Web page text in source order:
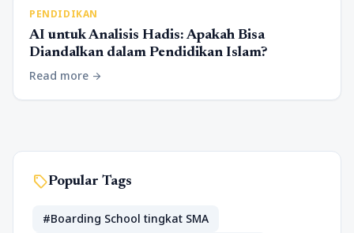
PENDIDIKAN
AI untuk Analisis Hadis: Apakah Bisa
Diandalkan dalam Pendidikan Islam?
Read more arrow_forward
sellPopular Tags
#Boarding School tingkat SMA